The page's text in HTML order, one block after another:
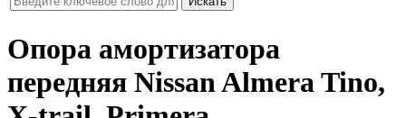
Опора амортизатора
передняя Nissan Almera Tino,